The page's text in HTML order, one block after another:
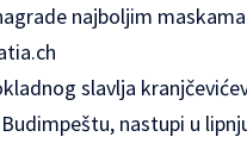
najboljim
slavlja
nastupi u